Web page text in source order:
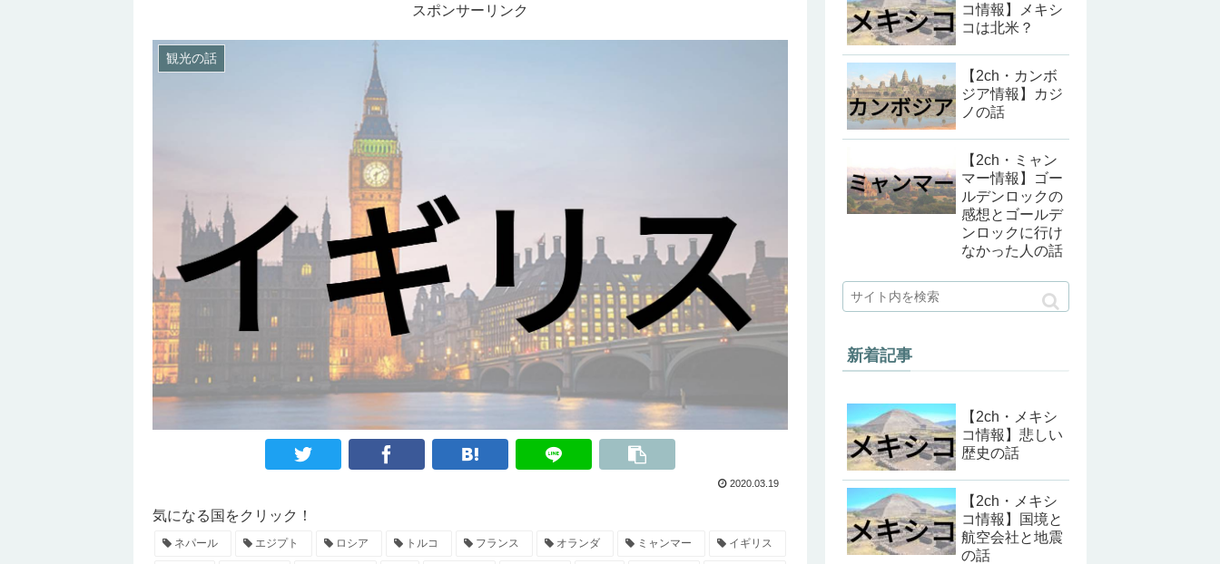
スポンサーリンク
観光の話
2020.03.19
気になる国をクリック！
ネパール エジプト ロシア トルコ フランス オランダ ミャンマー イギリス
コ情報】メキシ
コは北米？
【2ch・カンボ
ジア情報】カジ
ノの話
【2ch・ミャン
マー情報】ゴー
ルデンロックの
感想とゴールデ
ンロックに行け
なかった人の話
新着記事
【2ch・メキシ
コ情報】悲しい
歴史の話
【2ch・メキシ
コ情報】国境と
航空会社と地震
の話